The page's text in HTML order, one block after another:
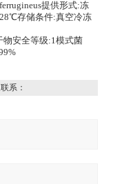
提供形式:冻
存储条件:真空冷冻
物安全等级:1模式菌
系：